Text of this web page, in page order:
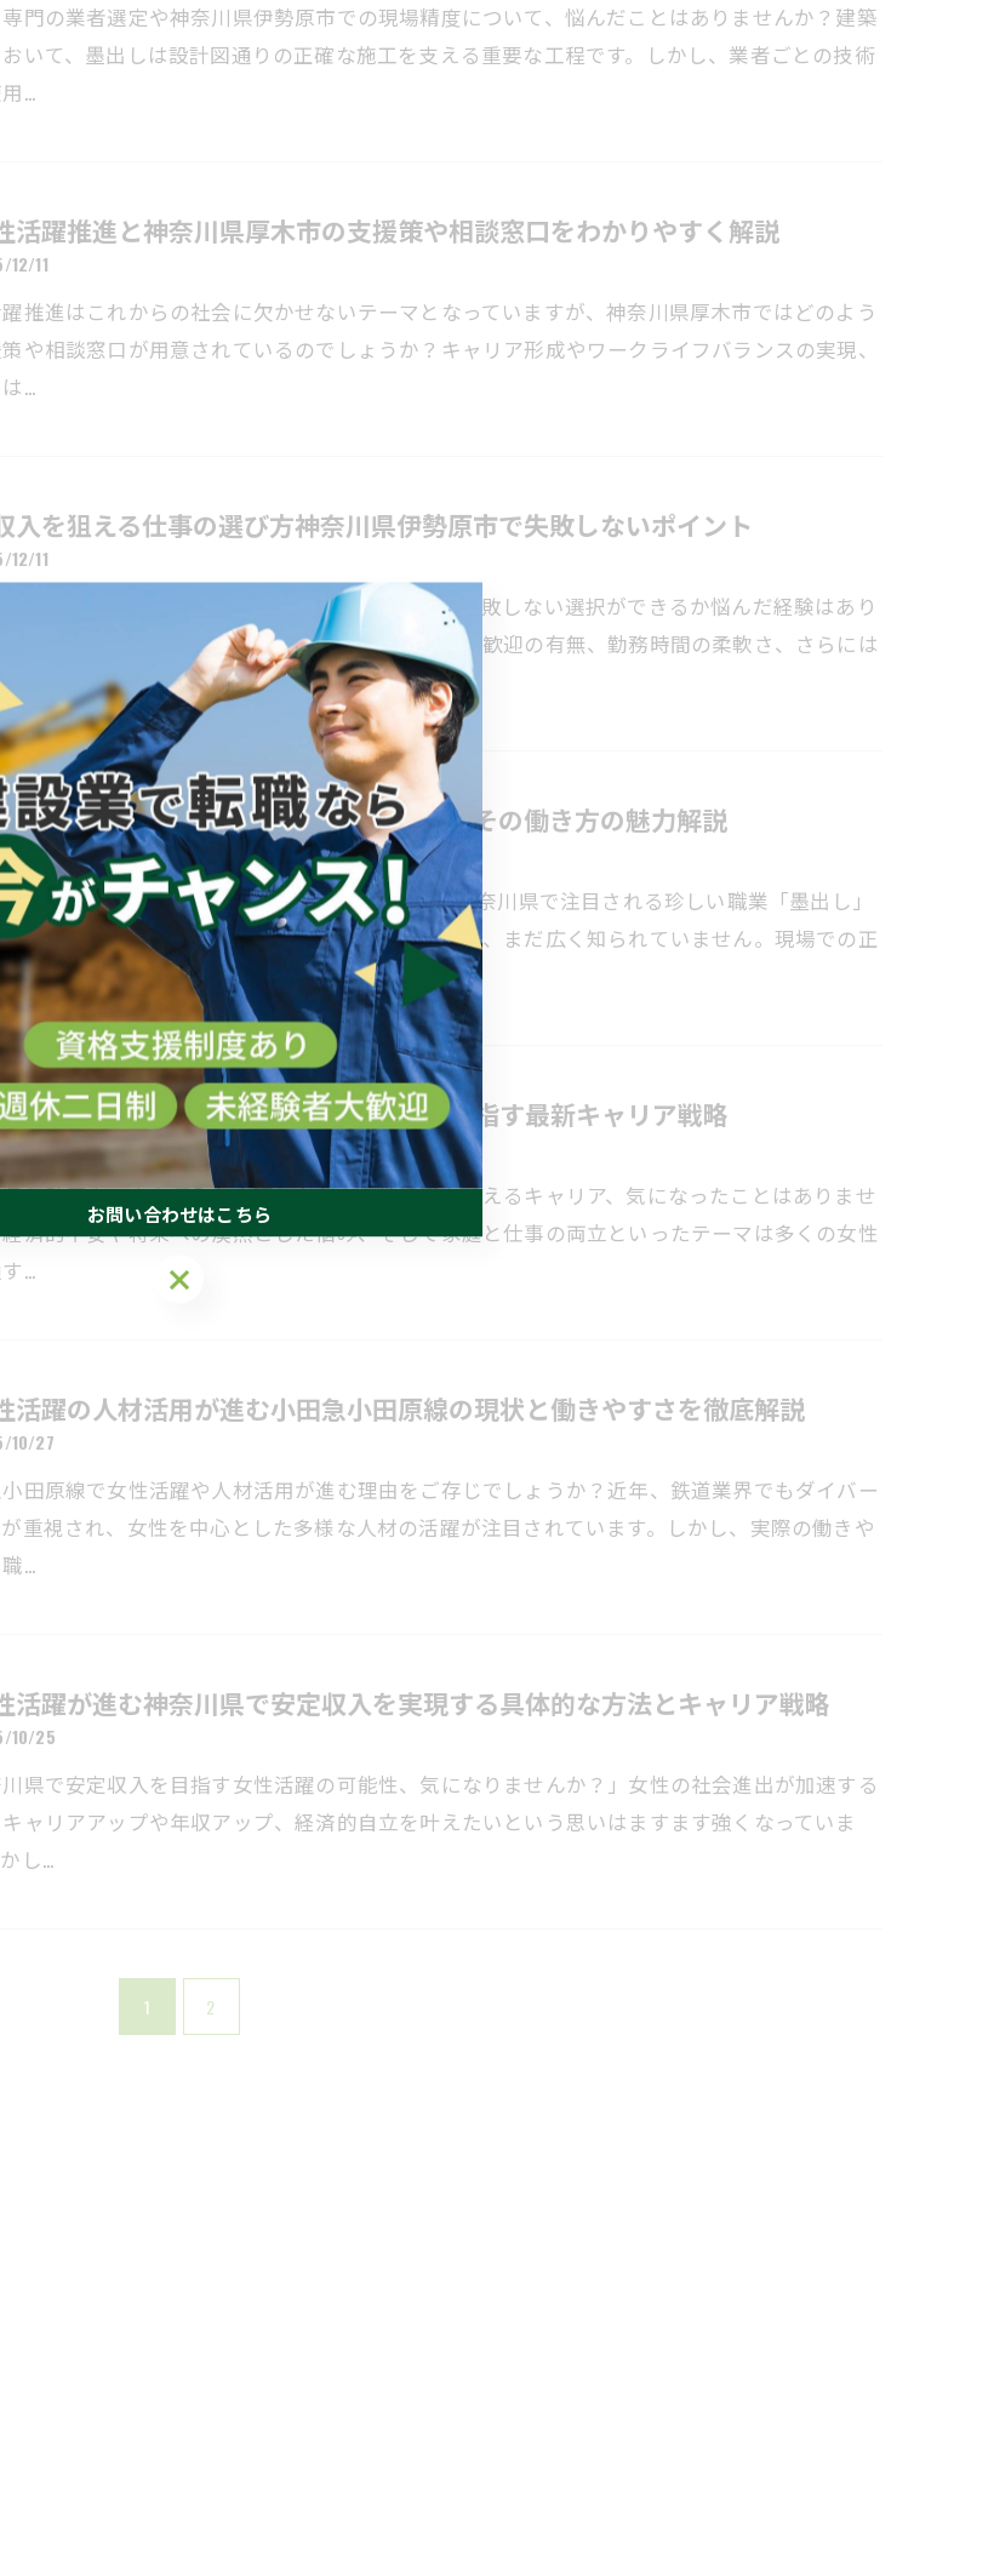
門の業者選定や神奈川県伊勢原市での現場精度について、悩んだことはありませんか？建築
いて、墨出しは設計図通りの正確な施工を支える重要な工程です。しかし、業者ごとの技術
…
活躍推進と神奈川県厚木市の支援策や相談窓口をわかりやすく解説
12/11
推進はこれからの社会に欠かせないテーマとなっていますが、神奈川県厚木市ではどのよう
や相談窓口が用意されているのでしょうか？キャリア形成やワークライフバランスの実現、
…
入を狙える仕事の選び方神奈川県伊勢原市で失敗しないポイント
12/11
県伊勢原市で高収入の仕事を探す際、どうやって失敗しない選択ができるか悩んだ経験はあり
か？高収入を目指すには、求人条件の比較や未経験歓迎の有無、勤務時間の柔軟さ、さらには
…
しが神奈川県で注目される珍しい職業とその働き方の魅力解説
11/28
の“基準”をつくる仕事に興味はありませんか？神奈川県で注目される珍しい職業「墨出し」
・土木の現場で非常に重要な役割を担いながらも、まだ広く知られていません。現場での正
…
活躍と神奈川県伊勢原市で安定収入を目指す最新キャリア戦略
07
伊勢原市で安定収入を実現しながら女性活躍を叶えるキャリア、気になったことはありませ
済的不安や将来への漠然とした悩み、そして家庭と仕事の両立といったテーマは多くの女性
…
活躍の人材活用が進む小田急小田原線の現状と働きやすさを徹底解説
10/27
田原線で女性活躍や人材活用が進む理由をご存じでしょうか？近年、鉄道業界でもダイバー
重視され、女性を中心とした多様な人材の活躍が注目されています。しかし、実際の働きや
…
活躍が進む神奈川県で安定収入を実現する具体的な方法とキャリア戦略
10/25
川県で安定収入を目指す女性活躍の可能性、気になりませんか？」女性の社会進出が加速する
ャリアアップや年収アップ、経済的自立を叶えたいという思いはますます強くなっていま
し…
1 2
お問い合わせはこちら
お問い合わせはこちら